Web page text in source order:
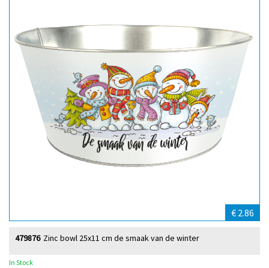
€ 2.86
Zinc bowl 25x11 cm de smaak van de winter
479876
In Stock